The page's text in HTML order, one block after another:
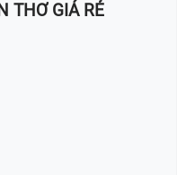
THƠ GIÁ RẺ